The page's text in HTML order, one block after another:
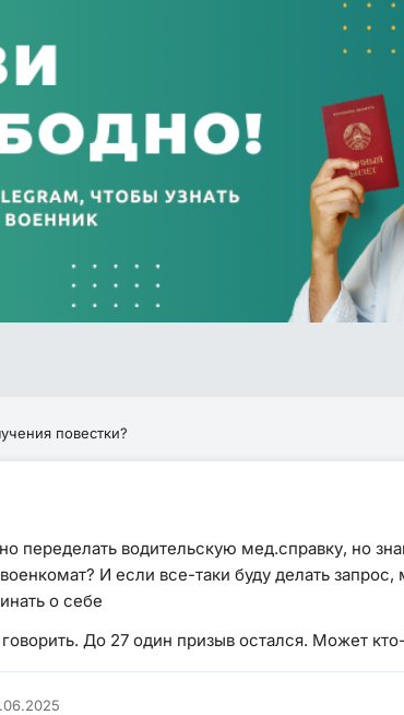
повестки?
водительскую мед.справку, но
И если все-таки буду делать
о себе
До 27 один призыв остался. Может